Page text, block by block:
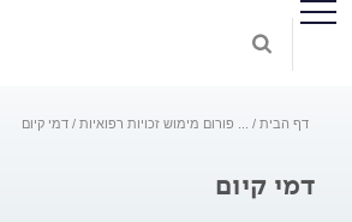
דף הבית פורום מימוש זכויות רפואיות דמי קיום
דמי קיום